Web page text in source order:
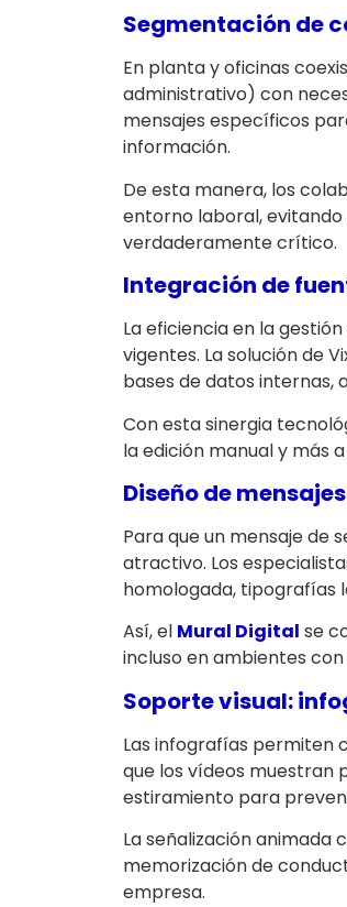
Segmentación de
En planta y oficinas
administrativo) con
mensajes específicos
información.
De esta manera, los
entorno laboral,
verdaderamente crítico.
Integración de
La eficiencia en la
vigentes. La solución de
bases de datos internas,
Con esta sinergia
la edición manual y más
Diseño de
Para que un mensaje de
atractivo. Los
homologada, tipografías
Así, el Mural Digital se
incluso en ambientes
Soporte visual:
Las infografías permiten
que los vídeos muestran
estiramiento para
La señalización
memorización de
empresa.